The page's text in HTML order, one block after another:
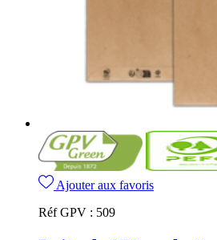
Ajouter aux favoris
Réf GPV : 509